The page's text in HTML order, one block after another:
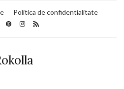
Politica de confidentialitate